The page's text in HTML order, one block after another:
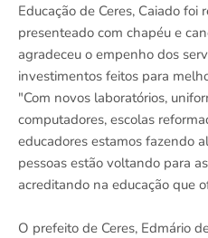
Educação de Ceres, Caiado foi
presenteado com chapéu e
agradeceu o empenho dos
investimentos feitos para
"Com novos laboratórios,
computadores, escolas
educadores estamos fazendo
pessoas estão voltando para
acreditando na educação que
O prefeito de Ceres, Edmário